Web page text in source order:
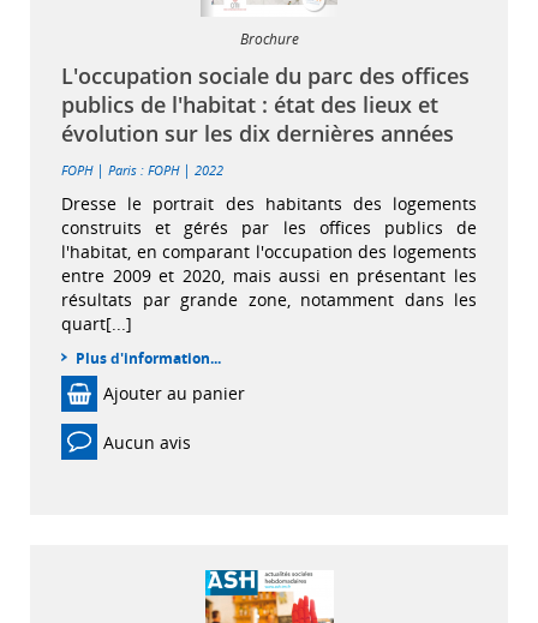
Brochure
L'occupation sociale du parc des offices
publics de l'habitat : état des lieux et
évolution sur les dix dernières années
FOPH | Paris : FOPH| 2022
Dresse le portrait des habitants des logements
construits et gérés par les offices publics de
l'habitat, en comparant l'occupation des logements
entre 2009 et 2020, mais aussi en présentant les
résultats par grande zone, notamment dans les
quart[...]
Plus d'information...
Ajouter au panier
Aucun avis